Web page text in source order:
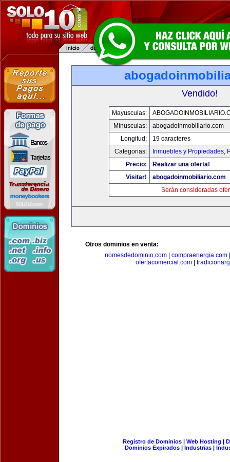
Vendido!
Mayusculas:
Minusculas:
abogadoinmobiliario.com
Longitud:
19 caracteres
Categorias:
Inmuebles y Propiedades,
Precio:
Realizar una oferta!
Visitar!
abogadoinmobiliario.com
Serán consideradas
Otros dominios en venta:
nomesdedominio.com| compraenergia.com
ofertacomercial.com
Registro de Dominios| Web Hosting |
Dominios Expirados | Industrias |